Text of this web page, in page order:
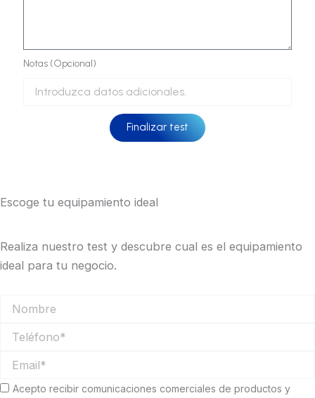
Notas (Opcional)
Finalizar test
Escoge tu equipamiento ideal
Realiza nuestro test y descubre cual es el equipamiento
ideal para tu negocio.
Teléfono
Comunicaciones
Acepto recibir comunicaciones comerciales de productos y